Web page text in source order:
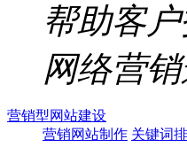
帮助客
网络营
营销型网站建设
营销网站制作 关键词